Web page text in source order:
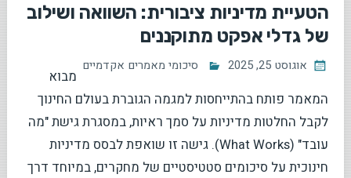
הטעיית מדיניות ציבורית: השוואה ושילוב
של גדלי אפקט מתוקננים
אוגוסט 25, 2025 סיכומי מאמרים אקדמיים
מבוא
המאמר פותח בהתייחסות למגמה הגוברת בעולם החינוך
לקבל החלטות מדיניות על סמך ראיות, במסגרת גישת "מה
עובד" (What Works). גישה זו שואפת לבסס מדיניות
חינוכית על סיכומים סטטיסטיים של מחקרים, במיוחד דרך